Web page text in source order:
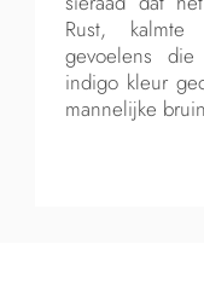
Rust,
gevoelens
indigo kleur
mannelijke